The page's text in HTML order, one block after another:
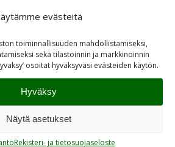
evästeitä
toiminnallisuuden mahdollistamiseksi,
sekä tilastoinnin ja markkinoinnin
osoitat hyväksyväsi evästeiden käytön.
Hyväksy
Näytä asetukset
Rekisteri- ja tietosuojaseloste